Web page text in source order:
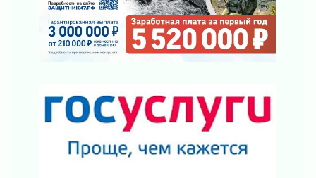
Ленинградской области
03 августа 2026
Уроки безопасности для детей и взрослых
десантных войск
02 августа 2026
«Активное лето»
02 августа 2026
Ленобласть отметила заслуги жителей перед